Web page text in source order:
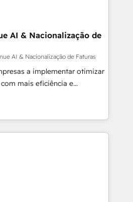
raíces, construcción y
agents; process optimization
secure data
Services: compliant
reporting ⚖️ Legal: client
workflows 🛒 E-
lifecycle and
management 🏭
operational
💡 Why 500+
AI & Nacionalização de
AI & Nacionalização de Faturas
a implementar otimizar
mais eficiência e
e Inteligência Artificial para
integrar sistemas organizar
operações. O objetivo é
conectando equipes
oficiais da HubSpot
globais permitindo